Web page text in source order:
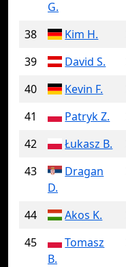
G.
38
Kim H.
39
David S.
40
Kevin F.
41
Patryk Z.
42
Łukasz B.
43
Dragan
D.
44 Akos K.
45
Tomasz
B.